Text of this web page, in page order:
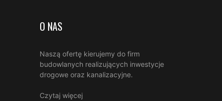
O NAS
Naszą ofertę kierujemy do firm
budowlanych realizujących inwestycje
drogowe oraz kanalizacyjne.
Czytaj więcej